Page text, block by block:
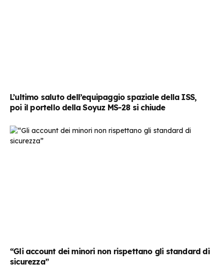
L’ultimo saluto dell’equipaggio spaziale della ISS,
poi il portello della Soyuz MS-28 si chiude
“Gli account dei minori non rispettano gli standard di
sicurezza”